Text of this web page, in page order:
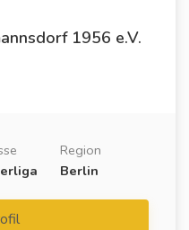
1956 e.V.
Region
Berlin